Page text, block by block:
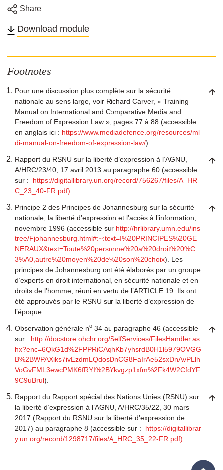
Share
TwitterFacebook
Download module
Footnotes
Pour une discussion plus complète sur la sécurité
nationale au sens large, voir Richard Carver, « Training
Manual on International and Comparative Media and
Freedom of Expression Law », pages 77 à 88 (accessible
en anglais ici : https://www.mediadefence.org/resources/ml
di-manual-on-freedom-of-expression-law/).
Rapport du RSNU sur la liberté d’expression à l’AGNU,
A/HRC/23/40, 17 avril 2013 au paragraphe 60 (accessible
sur :
https://digitallibrary.un.org/record/756267/files/A_HR
C_23_40-FR.pdf)
Principe 2 des Principes de Johannesburg sur la sécurité
nationale, la liberté d’expression et l’accès à l’information,
novembre 1996 (accessible sur http://hrlibrary.umn.edu/ins
tree/Fjohannesburg.html#:~:text=I%20PRINCIPES%20GE
NERAUX&text=Toute%20personne%20a%20droit%20%C
3%A0,autre%20moyen%20de%20son%20choix). Les
principes de Johannesburg ont été élaborés par un groupe
d’experts en droit international, en sécurité nationale et en
droits de l’homme, réuni en vertu de l’ARTICLE 19. Ils ont
été approuvés par le RSNU sur la liberté d’expression de
l’époque.
Observation générale no 34 au paragraphe 46 (accessible
sur : http://docstore.ohchr.org/SelfServices/FilesHandler.as
hx?enc=6QkG1d%2FPPRiCAqhKb7yhsrdB0H1l5979OVGG
B%2BWPAXiks7ivEzdmLQdosDnCG8FaIrAe52sxDnAvPLlh
VoGvFML3ewcPMK6fRYI%2BYkvgzp1xfm%2Fk4W2CfdYF
9C9uBrul).
Rapport du Rapport spécial des Nations Unies (RSNU) sur
la liberté d’expression à l’AGNU, A/HRC/35/22, 30 mars
2017 (Rapport du RSNU sur la liberté d’expression de
2017) au paragraphe 8 (accessible sur :
https://digitallibrar
y.un.org/record/1298717/files/A_HRC_35_22-FR.pdf)